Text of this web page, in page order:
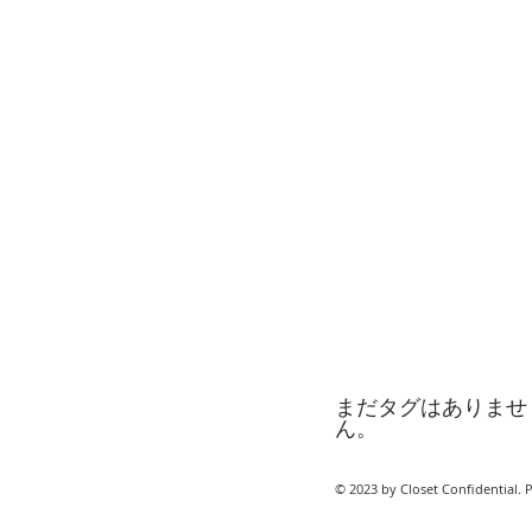
まだタグはありませ
ん。
© 2023 by Closet Confidential.